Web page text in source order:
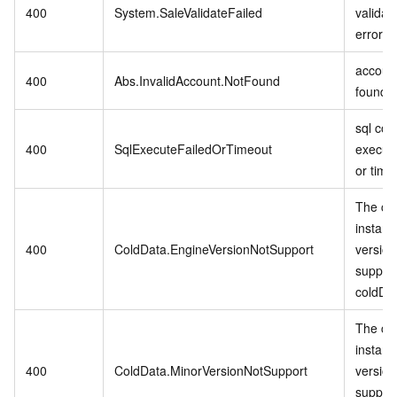
400 System.SaleValidateFailed
error.
400 Abs.InvalidAccount.NotFound
found.
400 SqlExecuteFailedOrTimeout
sql
or
400 ColdData.EngineVersionNotSupport
The
support
400 ColdData.MinorVersionNotSupport
The
support